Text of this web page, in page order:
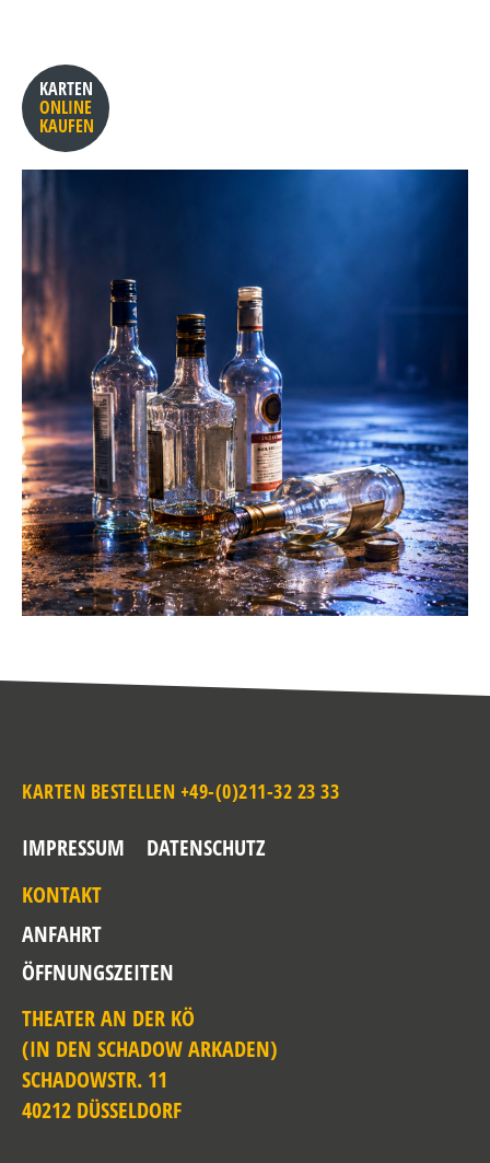
KARTEN
ONLINE
KAUFEN
KARTEN BESTELLEN +49-(0)211-32 23 33
IMPRESSUM
DATENSCHUTZ
KONTAKT
ANFAHRT
ÖFFNUNGSZEITEN
THEATER AN DER KÖ
(IN DEN SCHADOW ARKADEN)
SCHADOWSTR. 11
40212 DÜSSELDORF